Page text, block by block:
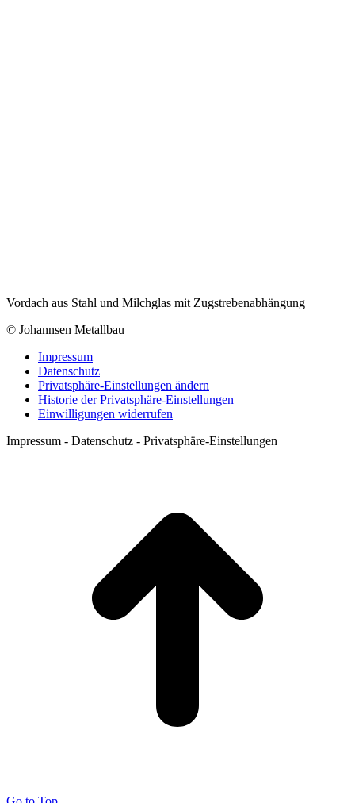
Vordach aus Stahl und Milchglas mit Zugstrebenabhängung
© Johannsen Metallbau
Impressum
Datenschutz
Privatsphäre-Einstellungen ändern
Historie der Privatsphäre-Einstellungen
Einwilligungen widerrufen
Impressum - Datenschutz - Privatsphäre-Einstellungen